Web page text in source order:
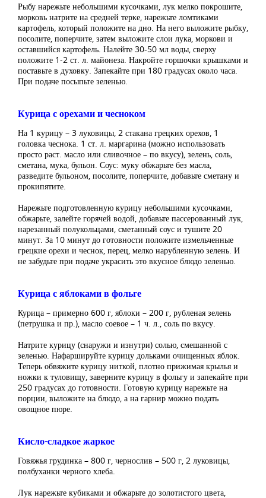
Рыбу нарежьте небольшими кусочками, лук мелко покрошите,
морковь натрите на средней терке, нарежьте ломтиками
картофель, который положите на дно. На него выложите рыбку,
посолите, поперчите, затем выложите слои лука, моркови и
оставшийся картофель. Налейте 30-50 мл воды, сверху
положите 1-2 ст. л. майонеза. Накройте горшочки крышками и
поставьте в духовку. Запекайте при 180 градусах около часа.
При подаче посыпьте зеленью.
Курица с орехами и чесноком
На 1 курицу – 3 луковицы, 2 стакана грецких орехов, 1
головка чеснока. 1 ст. л. маргарина (можно использовать
просто раст. масло или сливочное – по вкусу), зелень, соль,
сметана, мука, бульон. Соус: муку обжарьте без масла,
разведите бульоном, посолите, поперчите, добавьте сметану и
прокипятите.
Нарежьте подготовленную курицу небольшими кусочками,
обжарьте, залейте горячей водой, добавьте пассерованный лук,
нарезанный полукольцами, сметанный соус и тушите 20
минут. За 10 минут до готовности положите измельченные
грецкие орехи и чеснок, перец, мелко нарубленную зелень. И
не забудьте при подаче украсить это вкусное блюдо зеленью.
Курица с яблоками в фольге
Курица – примерно 600 г, яблоки – 200 г, рубленая зелень
(петрушка и пр.), масло соевое – 1 ч. л., соль по вкусу.
Натрите курицу (снаружи и изнутри) солью, смешанной с
зеленью. Нафаршируйте курицу дольками очищенных яблок.
Теперь обвяжите курицу ниткой, плотно прижимая крылья и
ножки к туловищу, заверните курицу в фольгу и запекайте при
250 градусах до готовности. Готовую курицу нарежьте на
порции, выложите на блюдо, а на гарнир можно подать
овощное пюре.
Кисло-сладкое жаркое
Говяжья грудинка – 800 г, чернослив – 500 г, 2 луковицы,
полбуханки черного хлеба.
Лук нарежьте кубиками и обжарьте до золотистого цвета,